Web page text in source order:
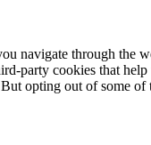
navigate through the
party cookies that
opting out of some